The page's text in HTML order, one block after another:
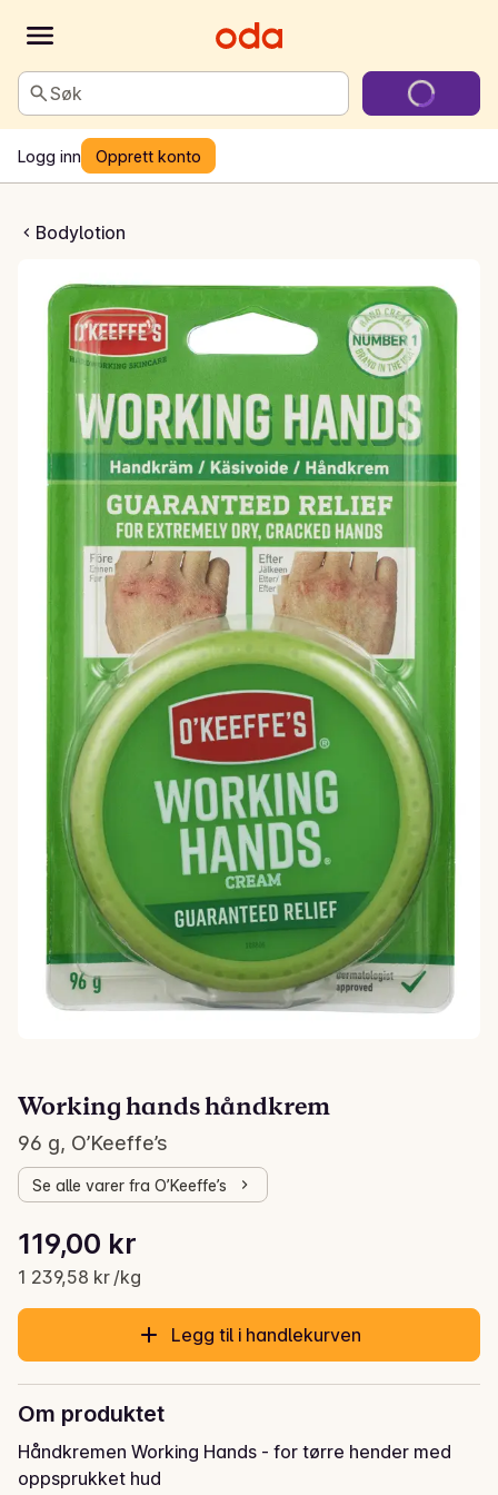
Søk
Logg inn Opprett konto
Bodylotion
håndkrem
Working hands håndkrem
96 g, O’Keeffe’s
Se alle varer fra O’Keeffe’s
Gjeldende pris er: 119,00 kr
119,00 kr
1 239,58 kr /kg
Stykkpris: 1 239,58 kr /kg
Legg til i handlekurven
Om produktet
Håndkremen Working Hands - for tørre hender med
oppsprukket hud